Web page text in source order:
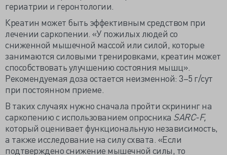
гериатрии и геронтологии.
Креатин может быть эффективным средством при
лечении саркопении. «У пожилых людей со
сниженной мышечной массой или силой, которые
занимаются силовыми тренировками, креатин может
способствовать улучшению состояния мышц».
Рекомендуемая доза остается неизменной: 3–5 г/сут
при постоянном приеме.
В таких случаях нужно сначала пройти скрининг на
саркопению с использованием опросника SARC-F,
который оценивает функциональную независимость,
а также исследование на силу схвата. «Если
подтверждено снижение мышечной силы, то